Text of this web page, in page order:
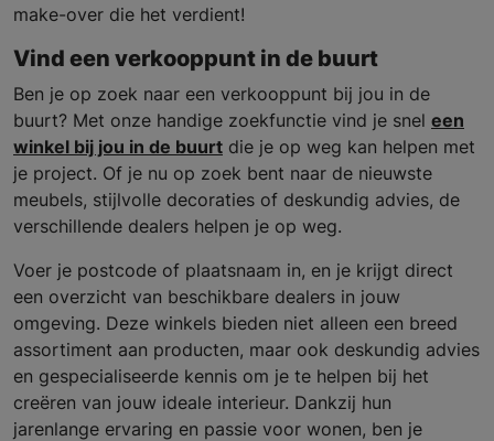
make-over die het verdient!
Vind een verkooppunt in de buurt
Ben je op zoek naar een verkooppunt bij jou in de
buurt? Met onze handige zoekfunctie vind je snel een
winkel bij jou in de buurt die je op weg kan helpen met
je project. Of je nu op zoek bent naar de nieuwste
meubels, stijlvolle decoraties of deskundig advies, de
verschillende dealers helpen je op weg.
Voer je postcode of plaatsnaam in, en je krijgt direct
een overzicht van beschikbare dealers in jouw
omgeving. Deze winkels bieden niet alleen een breed
assortiment aan producten, maar ook deskundig advies
en gespecialiseerde kennis om je te helpen bij het
creëren van jouw ideale interieur. Dankzij hun
jarenlange ervaring en passie voor wonen, ben je